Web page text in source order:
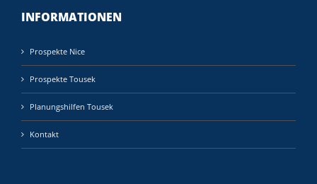
INFORMATIONEN
Prospekte Nice
Prospekte Tousek
Planungshilfen Tousek
Kontakt